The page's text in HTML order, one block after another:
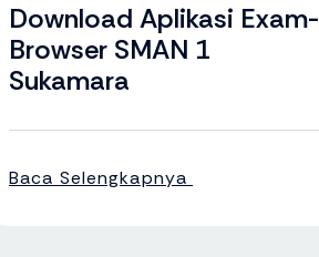
Download Aplikasi Exam-
Browser SMAN 1
Sukamara
Baca Selengkapnya